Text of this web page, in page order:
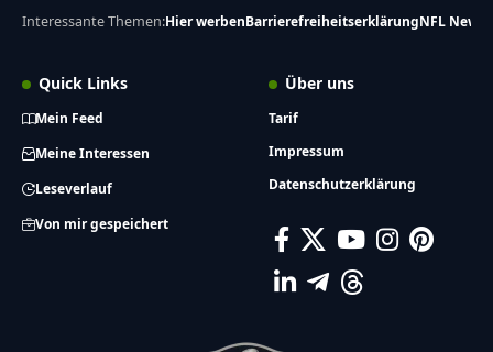
Interessante Themen:Hier werbenBarrierefreiheitserklärungNFL News
Quick Links
Mein Feed
Meine Interessen
Leseverlauf
Von mir gespeichert
Über uns
Tarif
Impressum
Datenschutzerklärung